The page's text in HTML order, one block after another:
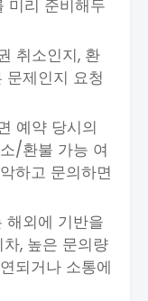
미리 준비해두
취소인지, 환
문제인지 요청
예약 당시의
/환불 가능 여
하고 문의하면
해외에 기반을
, 높은 문의량
되거나 소통에